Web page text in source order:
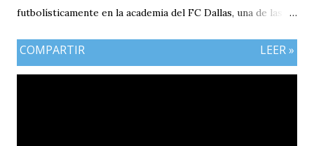
futbolísticamente en la academia del FC Dallas, una de las
experiencia que marcó el inicio de su desarrollo como
COMPARTIR LEER »